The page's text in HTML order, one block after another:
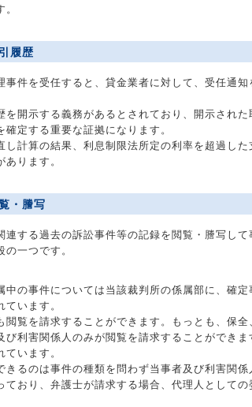
履歴
事件を受任すると、貸金業者に対して、受任通
を開示する義務があるとされており、開示され
定する重要な証拠になります。
し計算の結果、利息制限法所定の利率を超過し
ります。
・謄写
連する過去の訴訟事件等の記録を閲覧・謄写して
一つです。
中の事件については当該裁判所の係属部に、確定
います。
閲覧を請求することができます。もっとも、保
び利害関係人のみが閲覧を請求することができ
います。
きるのは事件の種類を問わず当事者及び利害関
ており、弁護士が請求する場合、代理人としての